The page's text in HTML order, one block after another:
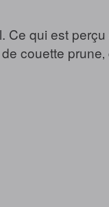
Ce qui est
couette